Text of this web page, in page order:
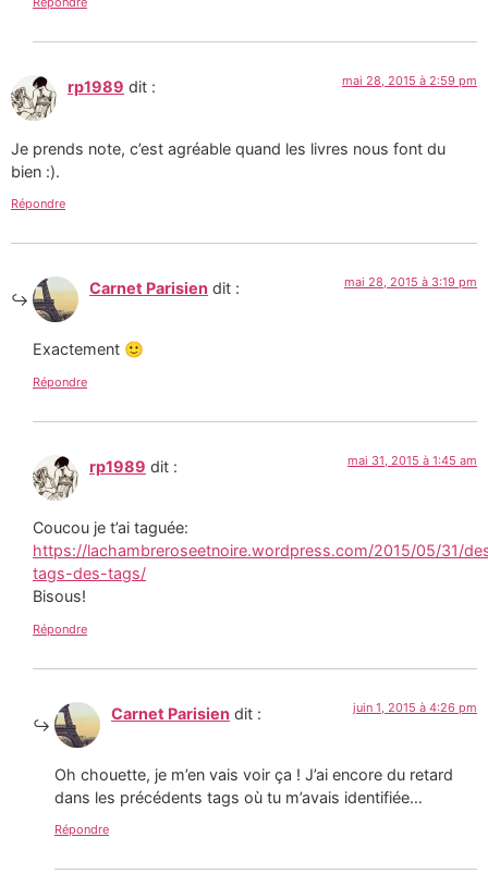
rp1989 dit : mai 28, 2015 à 2:59 pm
Je prends note, c’est agréable quand les livres nous font du
bien :).
Répondre
Carnet Parisien dit : mai 28, 2015 à 3:19 pm
Exactement 🙂
Répondre
rp1989 dit : mai 31, 2015 à 1:45 am
Coucou je t’ai taguée:
https://lachambreroseetnoire.wordpress.com/2015/05/31/
tags-des-tags/
Bisous!
Répondre
Carnet Parisien dit : juin 1, 2015 à 4:26 pm
Oh chouette, je m’en vais voir ça ! J’ai encore du retard
dans les précédents tags où tu m’avais identifiée…
Répondre